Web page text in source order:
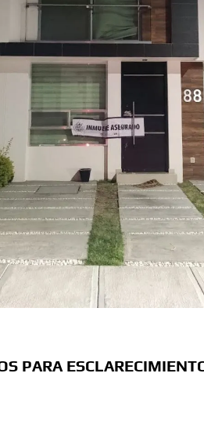
PARA